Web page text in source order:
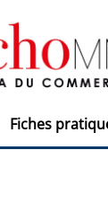
Fiches